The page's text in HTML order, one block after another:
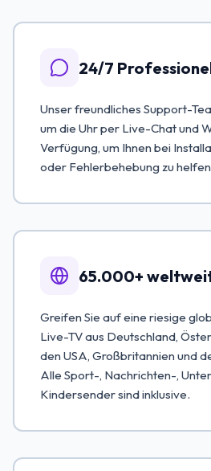
24/7
Unser freundliches Support-
um die Uhr per Live-Chat und
Verfügung, um Ihnen bei
oder Fehlerbehebung zu
65.000+
Greifen Sie auf eine riesige
Live-TV aus Deutschland,
den USA, Großbritannien und
Alle Sport-, Nachrichten-,
Kindersender sind inklusive.